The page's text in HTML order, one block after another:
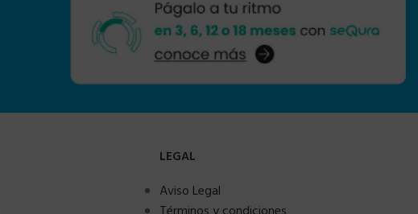
LEGAL
Aviso Legal